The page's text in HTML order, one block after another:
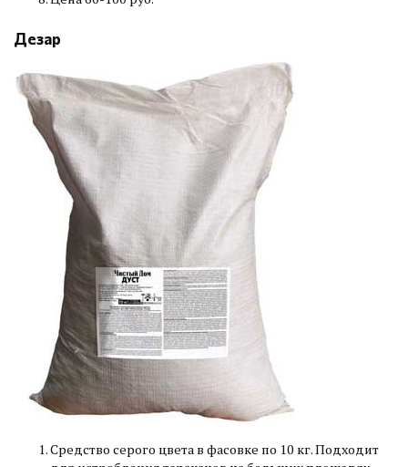
Дезар
Средство серого цвета в фасовке по 10 кг. Подходит